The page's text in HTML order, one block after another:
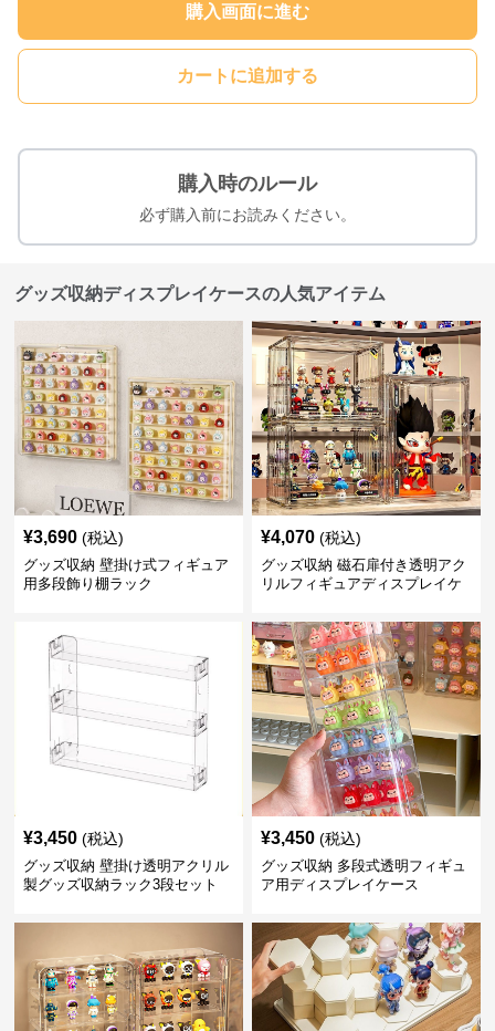
購入画面に進む
カートに追加する
購入時のルール
必ず購入前にお読みください。
グッズ収納ディスプレイケースの人気アイテム
¥3,690 (税込)
グッズ収納 壁掛け式フィギュア
用多段飾り棚ラック
¥4,070 (税込)
グッズ収納 磁石扉付き透明アク
リルフィギュアディスプレイケ
¥3,450 (税込)
グッズ収納 壁掛け透明アクリル
製グッズ収納ラック3段セット
¥3,450 (税込)
グッズ収納 多段式透明フィギュ
ア用ディスプレイケース